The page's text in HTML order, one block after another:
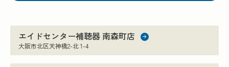
エイドセンター補聴器 南森町店
大阪市北区天神橋2-北 1-4